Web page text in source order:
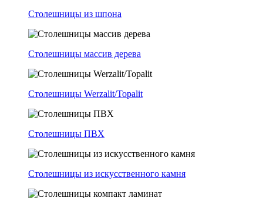
Столешницы из шпона
Столешницы массив дерева
Столешницы Werzalit/Topalit
Столешницы ПВХ
Столешницы из искусственного камня